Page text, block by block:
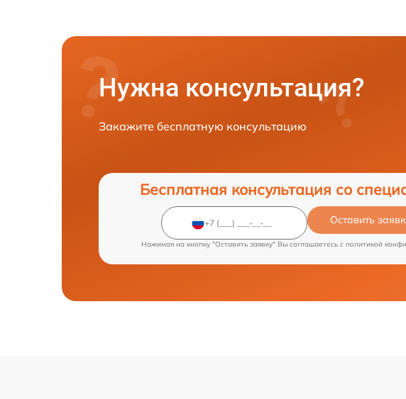
Нужна консультация?
Закажите бесплатную консультацию
Бесплатная консультация со
Оставить
Нажимая на кнопку "Оставить заявку" Вы соглашаетесь c политикой